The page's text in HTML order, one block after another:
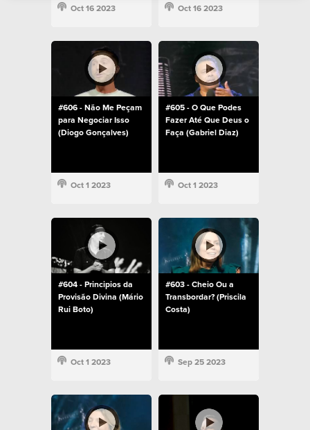
Oct 16 2023 Oct 16 2023
#606 - Não Me Peçam
para Negociar Isso
(Diogo Gonçalves)
Oct 1 2023
#605 - O Que Podes
Fazer Até Que Deus o
Faça (Gabriel Diaz)
Oct 1 2023
#604 - Principios da
Provisão Divina (Mário
Rui Boto)
Oct 1 2023
#603 - Cheio Ou a
Transbordar? (Priscila
Costa)
Sep 25 2023